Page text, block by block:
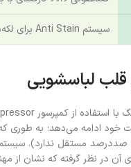
سیستم Anti Stain برای لکه‌بری و Pre Wash برای پیش‌شستشو
قلب لباسشویی